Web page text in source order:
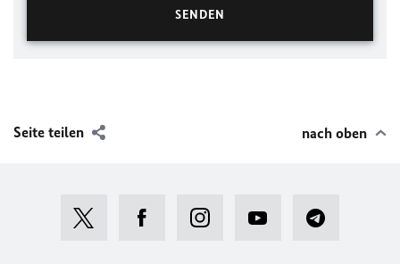
Seite teilen nach oben